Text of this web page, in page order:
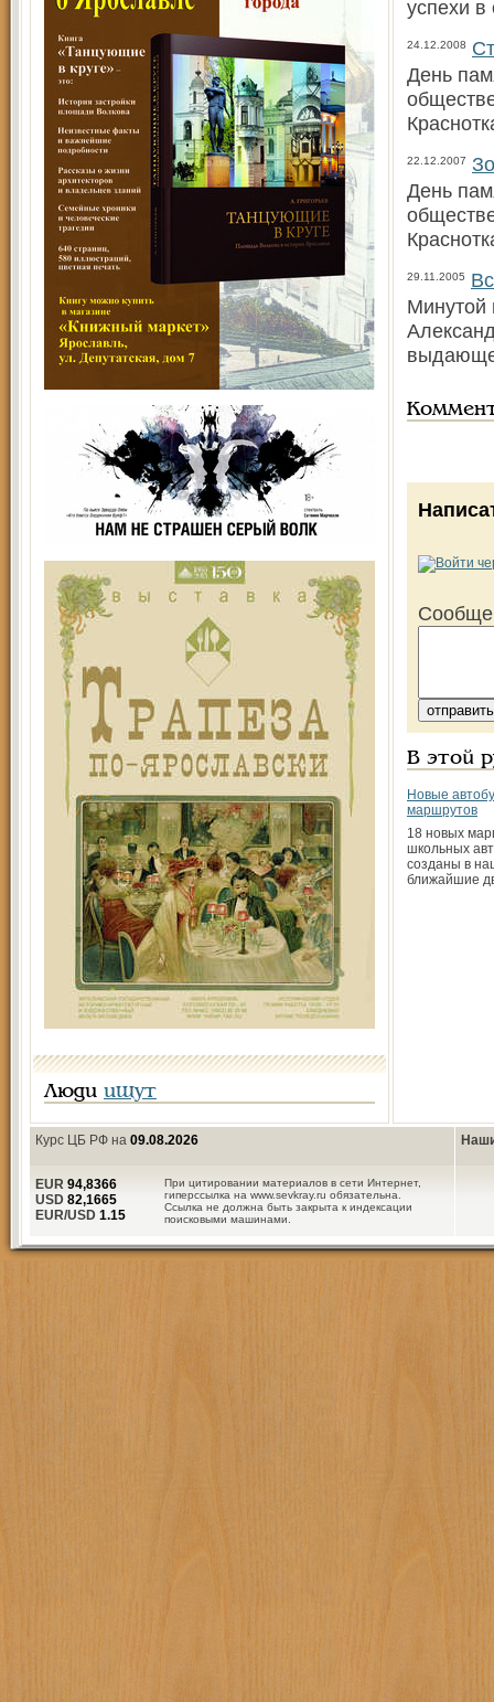
Люди ищут
успехи в
24.12.2008
День
22.12.2007
День
29.11.2005
Минутой
В этой
Новые
маршрутов
18 новых
школьных
созданы в
ближайшие
Курс ЦБ РФ на 09.08.2026
При цитировании материалов в сети Интернет,
гиперссылка на www.sevkray.ru обязательна.
Ссылка не должна быть закрыта к индексации
поисковыми машинами.
EUR 94,8366
USD 82,1665
EUR/USD 1.15